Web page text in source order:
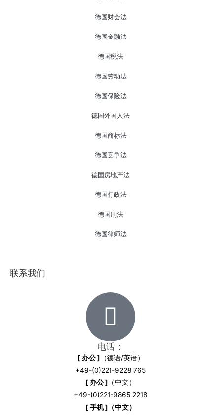
德国财会法
德国金融法
德国税法
德国劳动法
德国保险法
德国外国人法
德国商标法
德国竞争法
德国房地产法
德国行政法
德国刑法
德国律师法
联系我们
电话：
[ 办公 ] （德语/英语）
+49-(0)221-9228 765
[ 办公 ] （中文）
+49-(0)221-9865 2218
[ 手机 ]（中文）